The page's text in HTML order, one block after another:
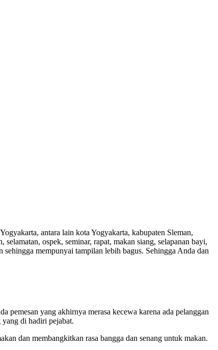
antara lain kota Yogyakarta, kabupaten Sleman,
ospek, seminar, rapat, makan siang, selapanan bayi,
mempunyai tampilan lebih bagus. Sehingga Anda dan
pemesan yang akhirnya merasa kecewa karena ada pelanggan
di hadiri pejabat.
dan membangkitkan rasa bangga dan senang untuk makan.